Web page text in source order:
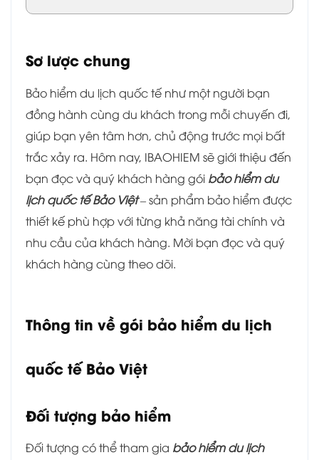
Sơ lược chung
Bảo hiểm du lịch quốc tế như một người bạn
đồng hành cùng du khách trong mỗi chuyến đi,
giúp bạn yên tâm hơn, chủ động trước mọi bất
trắc xảy ra. Hôm nay, IBAOHIEM sẽ giới thiệu đến
bạn đọc và quý khách hàng gói bảo hiểm du
lịch quốc tế Bảo Việt– sản phẩm bảo hiểm được
thiết kế phù hợp với từng khả năng tài chính và
nhu cầu của khách hàng. Mời bạn đọc và quý
khách hàng cùng theo dõi.
Thông tin về gói bảo hiểm du lịch
quốc tế Bảo Việt
Đối tượng bảo hiểm
Đối tượng có thể tham gia bảo hiểm du lịch